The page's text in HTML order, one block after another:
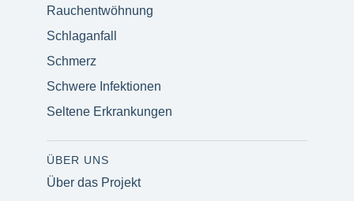
Rauchentwöhnung
Schlaganfall
Schmerz
Schwere Infektionen
Seltene Erkrankungen
ÜBER UNS
Über das Projekt